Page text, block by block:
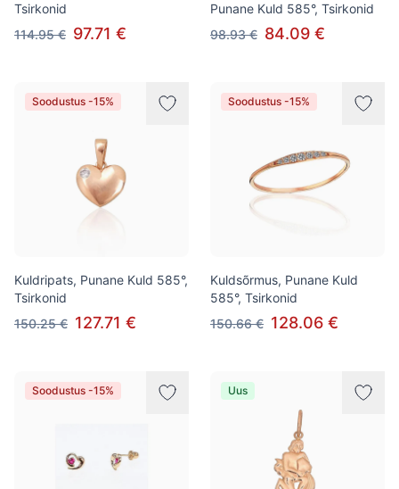
Tsirkonid
114.95 € 97.71 €
Punane Kuld 585°, Tsirkonid
98.93 € 84.09 €
Soodustus -15%
Kuldripats, Punane Kuld 585°,
Tsirkonid
150.25 € 127.71 €
Soodustus -15%
Kuldsõrmus, Punane Kuld
585°, Tsirkonid
150.66 € 128.06 €
Soodustus -15% Uus